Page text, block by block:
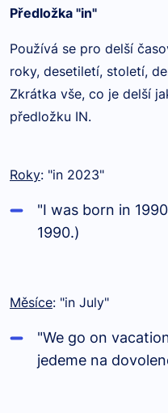
Předložka "in"
Používá se pro delší
roky, desetiletí, století,
Zkrátka vše, co je delší
předložku IN.
Roky: "in 2023"
"I was born in
1990.)
Měsíce: "in July"
"We go on
jedeme na